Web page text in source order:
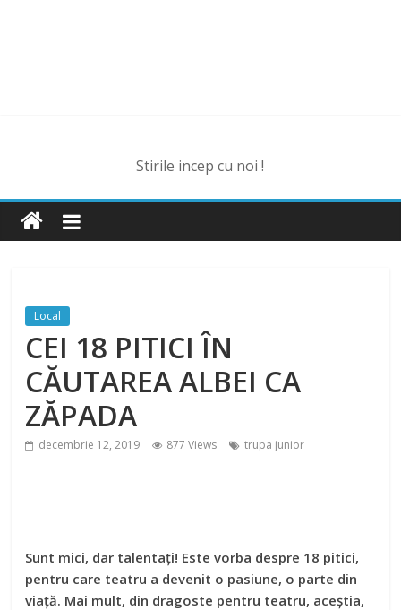
Stirile incep cu noi !
Local
CEI 18 PITICI ÎN
CĂUTAREA ALBEI CA
ZĂPADA
decembrie 12, 2019 877 Views trupa junior
Sunt mici, dar talentați! Este vorba despre 18 pitici,
pentru care teatru a devenit o pasiune, o parte din
viață. Mai mult, din dragoste pentru teatru, aceștia,